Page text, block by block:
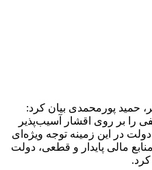
پورمحمدی بیان کرد:
را بر روی اقشار آسیب‌پذیر
در این زمینه توجه ویژه‌ای
مالی پایدار و قطعی، دولت